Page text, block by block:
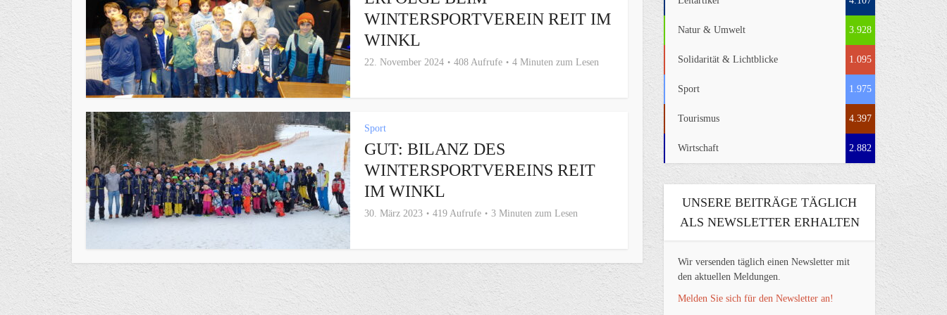
WINTERSPORTVEREIN REIT IM
WINKL
22. November 2024 408 Aufrufe 4 Minuten zum Lesen
Sport
GUT: BILANZ DES
WINTERSPORTVEREINS REIT
IM WINKL
30. März 2023 419 Aufrufe 3 Minuten zum Lesen
Natur & Umwelt 3.928
Solidarität & Lichtblicke 1.095
Sport 1.975
Tourismus 4.397
Wirtschaft 2.882
UNSERE BEITRÄGE TÄGLICH
ALS NEWSLETTER ERHALTEN
Wir versenden täglich einen Newsletter mit
den aktuellen Meldungen.
Melden Sie sich für den Newsletter an!